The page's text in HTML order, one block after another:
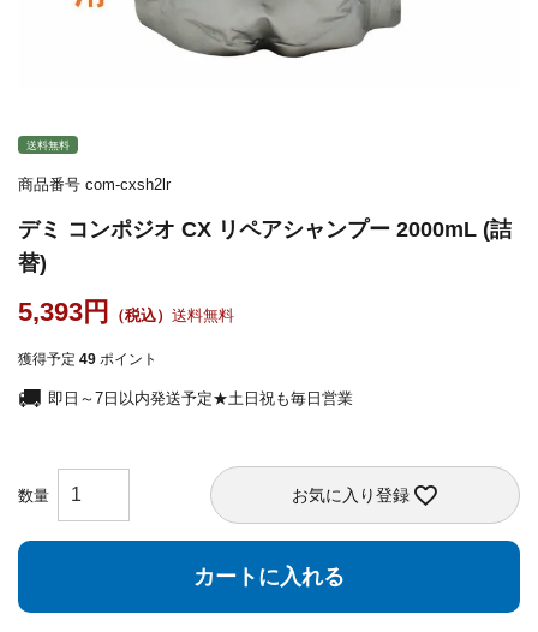
送料無料
商品番号 com-cxsh2lr
デミ コンポジオ CX リペアシャンプー 2000mL (詰
替)
5,393 送料無料
獲得予定 49 ポイント
即日～7日以内発送予定★土日祝も毎日営業
お気に入り登録
カートに入れる